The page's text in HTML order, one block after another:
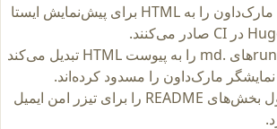
نویسندگان فنی مارک‌داون را به HTML برای پیش‌نمایش ایستا
پشتیبانی runbookهای .md را به پیوست HTML تبدیل می‌کند
مارک‌داون را مسدود کرده‌اند.
بازاریابی محصول بخش‌های README را برای تیزر امن ایمیل